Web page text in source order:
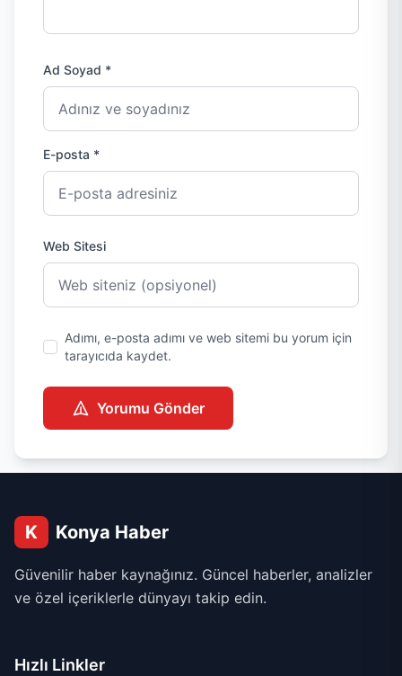
Ad Soyad *
E-posta *
Web Sitesi
Adımı, e-posta adımı ve web sitemi bu yorum için
tarayıcıda kaydet.
Yorumu Gönder
K Konya Haber
Güvenilir haber kaynağınız. Güncel haberler, analizler
ve özel içeriklerle dünyayı takip edin.
Hızlı Linkler